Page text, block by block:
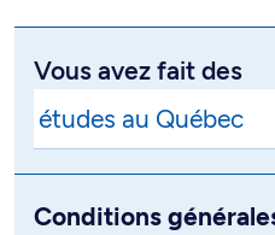
Vous avez fait des
Conditions